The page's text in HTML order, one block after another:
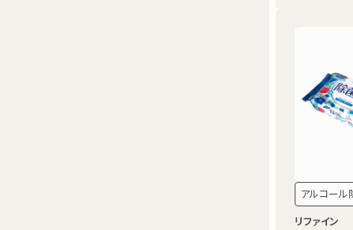
アルコール
リファイン